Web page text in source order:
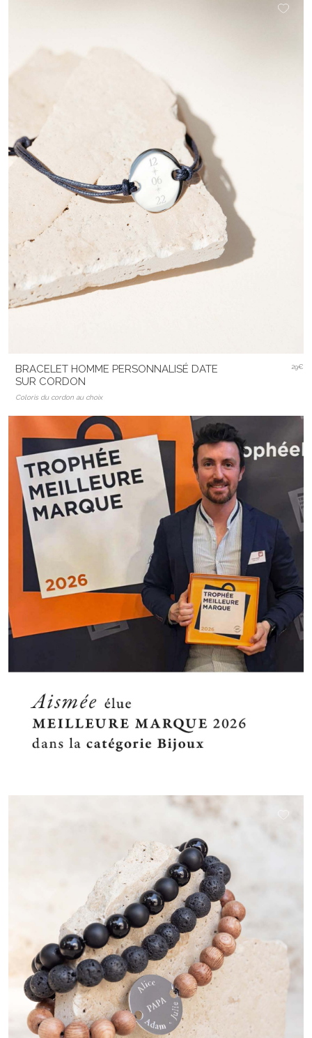
BRACELET HOMME PERSONNALISÉ DATE
SUR CORDON
Coloris du cordon au choix
29€